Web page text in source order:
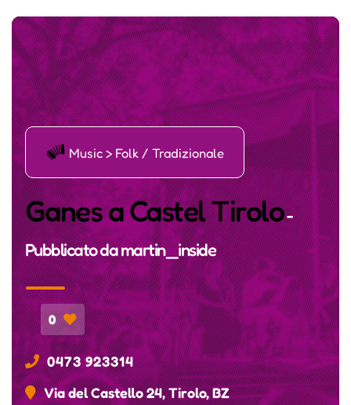
Ī Music > Folk / Tradizionale
Ganes a Castel Tirolo-
Pubblicato damartin_inside
0
0473 923314
Via del Castello 24, Tirolo, BZ